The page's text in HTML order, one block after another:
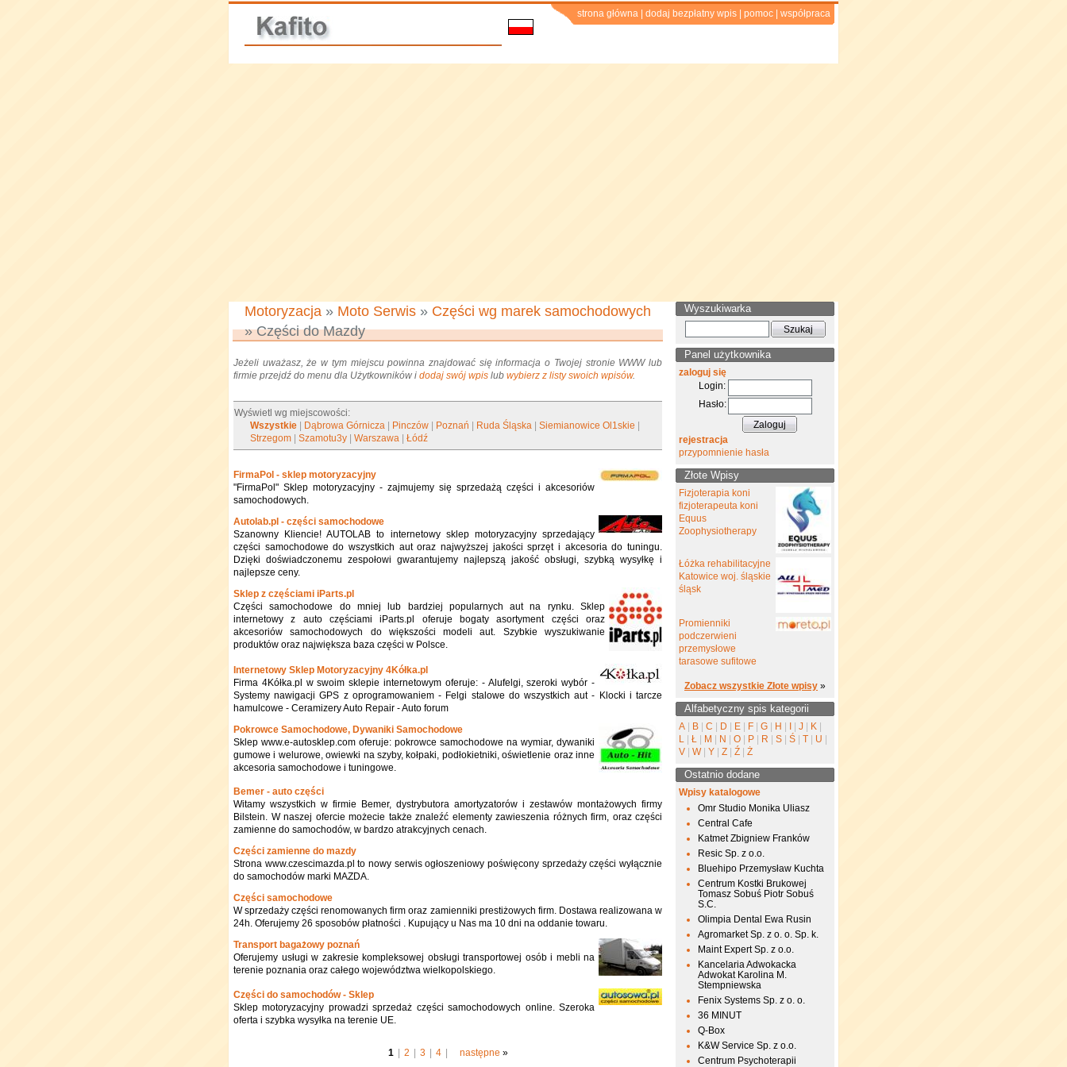
strona główna dodaj bezpłatny wpis pomoc współpraca
Motoryzacja » Moto Serwis » Części wg marek samochodowych
» Części do Mazdy
Jeżeli uważasz, że w tym miejscu powinna znajdować się informacja o Twojej stronie WWW lub
firmie przejdź do menu dla Użytkowników i dodaj swój wpis lub wybierz z listy swoich wpisów.
Wyświetl wg miejscowości:
Wszystkie
Dąbrowa Górnicza Pinczów Poznań Ruda Śląska |Siemianowice Ol1skie
Strzegom |Szamotu3y |Warszawa |Łódź
FirmaPol - sklep motoryzacyjny
"FirmaPol" Sklep motoryzacyjny - zajmujemy się sprzedażą części i akcesoriów
samochodowych.
Autolab.pl - części samochodowe
Szanowny Kliencie! AUTOLAB to internetowy sklep motoryzacyjny sprzedający
części samochodowe do wszystkich aut oraz najwyższej jakości sprzęt i akcesoria do tuningu.
Dzięki doświadczonemu zespołowi gwarantujemy najlepszą jakość obsługi, szybką wysyłkę i
najlepsze ceny.
Sklep z częściami iParts.pl
Części samochodowe do mniej lub bardziej popularnych aut na rynku. Sklep
internetowy z auto częściami iParts.pl oferuje bogaty asortyment części oraz
akcesoriów samochodowych do większości modeli aut. Szybkie wyszukiwanie
produktów oraz największa baza części w Polsce.
Internetowy Sklep Motoryzacyjny 4Kółka.pl
Firma 4Kółka.pl w swoim sklepie internetowym oferuje: - Alufelgi, szeroki wybór -
Systemy nawigacji GPS z oprogramowaniem - Felgi stalowe do wszystkich aut - Klocki i tarcze
hamulcowe - Ceramizery Auto Repair - Auto forum
Pokrowce Samochodowe, Dywaniki Samochodowe
Sklep www.e-autosklep.com oferuje: pokrowce samochodowe na wymiar, dywaniki
gumowe i welurowe, owiewki na szyby, kołpaki, podłokietniki, oświetlenie oraz inne
akcesoria samochodowe i tuningowe.
Bemer - auto części
Witamy wszystkich w firmie Bemer, dystrybutora amortyzatorów i zestawów montażowych firmy
Bilstein. W naszej ofercie możecie także znaleźć elementy zawieszenia różnych firm, oraz części
zamienne do samochodów, w bardzo atrakcyjnych cenach.
Części zamienne do mazdy
Strona www.czescimazda.pl to nowy serwis ogłoszeniowy poświęcony sprzedaży części wyłącznie
do samochodów marki MAZDA.
Części samochodowe
W sprzedaży części renomowanych firm oraz zamienniki prestiżowych firm. Dostawa realizowana w
24h. Oferujemy 26 sposobów płatności . Kupujący u Nas ma 10 dni na oddanie towaru.
Transport bagażowy poznań
Oferujemy usługi w zakresie kompleksowej obsługi transportowej osób i mebli na
terenie poznania oraz całego województwa wielkopolskiego.
Części do samochodów - Sklep
Sklep motoryzacyjny prowadzi sprzedaż części samochodowych online. Szeroka
oferta i szybka wysyłka na terenie UE.
1 2 3 4 następne »
Wyszukiwarka
Panel użytkownika
zaloguj się
Login:
Hasło:
rejestracja
przypomnienie hasła
Złote Wpisy
Fizjoterapia koni
fizjoterapeuta koni
Equus
Zoophysiotherapy
Łóżka rehabilitacyjne
Katowice woj. śląskie
śląsk
Promienniki
podczerwieni
przemysłowe
tarasowe sufitowe
Zobacz wszystkie Złote wpisy »
Alfabetyczny spis kategorii
A B C D E F G H J K
L
Ł M N O P R S Ś T U
V
W Y Z Ź Ż
Ostatnio dodane
Wpisy katalogowe
Omr Studio Monika Uliasz
Central Cafe
Katmet Zbigniew Franków
Resic Sp. z o.o.
Bluehipo Przemysław Kuchta
Centrum Kostki Brukowej
Tomasz Sobuś Piotr Sobuś
S.C.
Olimpia Dental Ewa Rusin
Agromarket Sp. z o. o. Sp. k.
Maint Expert Sp. z o.o.
Kancelaria Adwokacka
Adwokat Karolina M.
Stempniewska
Fenix Systems Sp. z o. o.
36 MINUT
Q-Box
K&W Service Sp. z o.o.
Centrum Psychoterapii